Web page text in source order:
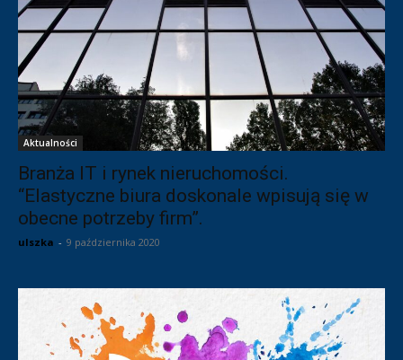
Aktualności
Branża IT i rynek nieruchomości.
“Elastyczne biura doskonale wpisują się w
obecne potrzeby firm”.
ulszka - 9 października 2020